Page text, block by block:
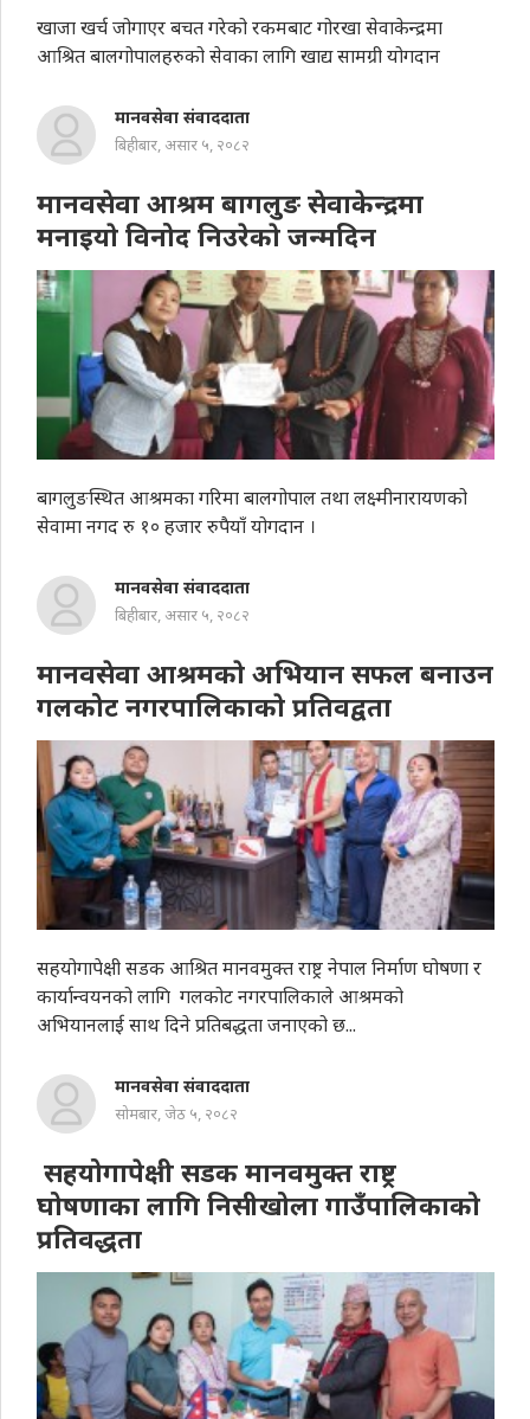
खाजा खर्च जोगाएर बचत गरेको रकमबाट गोरखा सेवाकेन्द्रमा
आश्रित बालगोपालहरुको सेवाका लागि खाद्य सामग्री योगदान
मानवसेवा संवाददाता
बिहीबार, असार ५, २०८२
मानवसेवा आश्रम बागलुङ सेवाकेन्द्रमा
मनाइयाे विनोद निउरेकाे जन्मदिन
बागलुङस्थित आश्रमका गरिमा बालगोपाल तथा लक्ष्मीनारायणको
सेवामा नगद रु १० हजार रुपैयाँ योगदान ।
मानवसेवा संवाददाता
बिहीबार, असार ५, २०८२
मानवसेवा आश्रमकाे अभियान सफल बनाउन
गलकोट नगरपालिकाकाे प्रतिवद्वता
सहयोगापेक्षी सडक आश्रित मानवमुक्त राष्ट्र नेपाल निर्माण घोषणा र
कार्यान्वयनको लागि गलकोट नगरपालिकाले आश्रमको
अभियानलाई साथ दिने प्रतिबद्धता जनाएको छ...
मानवसेवा संवाददाता
सोमबार, जेठ ५, २०८२
सहयोगापेक्षी सडक मानवमुक्त राष्ट्र
घोषणाका लागि निसीखोला गाउँपालिकाको
प्रतिवद्धता